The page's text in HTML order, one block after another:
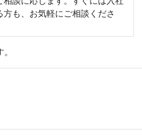
方も、お気軽にご相談くださ